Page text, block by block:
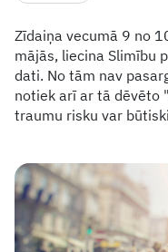
Zīdaiņa vecumā 9 no
mājās, liecina Slimību
dati. No tām nav
notiek arī ar tā dēvēto
traumu risku var